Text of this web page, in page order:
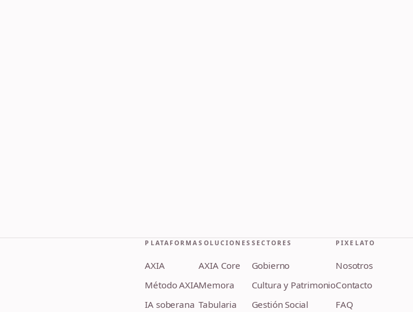
PLATAFORMA
AXIA
Método AXIA
IA soberana
SOLUCIONES
AXIA Core
Memora
Tabularia
SECTORES
Gobierno
Cultura y Patrimonio
Gestión Social
PIXELATO
Nosotros
Contacto
FAQ